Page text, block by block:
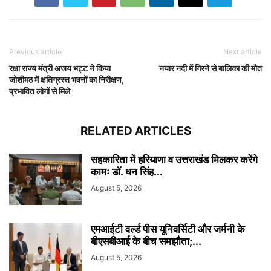
Previous article
रक्षा राज्य मंत्री अजय भट्ट ने किया
जोशीमठ में क्षतिग्रस्त भवनों का निरीक्षण,
प्रभावित लोगों से मिले
Next article
नयार नदी में गिरने से बालिका की मौत
RELATED ARTICLES
सहकारिता में हरियाणा व उत्तराखंड मिलकर करेंगे
कामः डाॅ. धन सिंह...
August 5, 2026
एमआईटी वर्ल्ड पीस यूनिवर्सिटी और जर्मनी के
बीएसबीआई के बीच समझौता;...
August 5, 2026